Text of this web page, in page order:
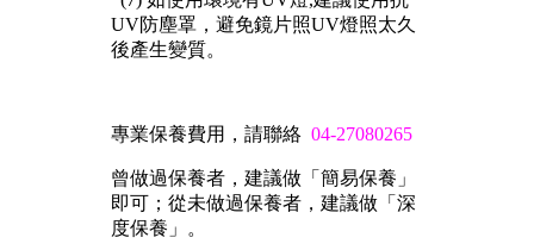
UV防塵罩，避免鏡片照UV燈照太久
後產生變質。
專業保養費用，請聯絡 04-27080265
曾做過保養者，建議做「簡易保養」
即可；從未做過保養者，建議做「深
度保養」。